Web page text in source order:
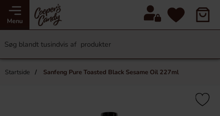
Menu
Startside Sanfeng Pure Toasted Black Sesame Oil 227ml